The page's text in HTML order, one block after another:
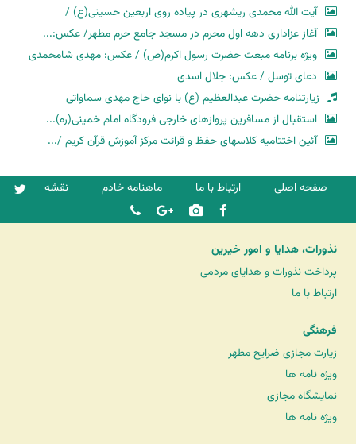
آیت الله محمدی ریشهری در پیاده روی اربعین حسینی(ع) /
آغاز عزاداری دهه اول محرم در مسجد جامع حرم مطهر/ عکس:...
ویژه برنامه مبعث حضرت رسول اکرم(ص) / عکس: مهدی شامحمدی
دعای توسل / عکس: جلال اسدی
زیارتنامه حضرت عبدالعظیم (ع) با نوای حاج مهدی سماواتی
استقبال از مسافرین پروازهای خارجی فرودگاه امام خمینی(ره)...
آئین اختتامیه کلاسهای حفظ و قرائت مرکز آموزش قرآن کریم /...
صفحه اصلی ارتباط با ما ماهنامه خادم نقشه
نذورات، هدایا و امور خیرین
پرداخت نذورات و هدایای مردمی
ارتباط با ما
فرهنگی
زیارت مجازی ضرایح مطهر
ویژه نامه ها
نمایشگاه مجازی
ویژه نامه ها